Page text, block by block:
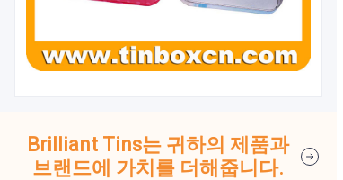
Brilliant Tins는 귀하의 제품과
브랜드에 가치를 더해줍니다.